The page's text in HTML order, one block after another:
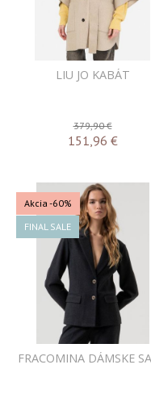
LIU JO KABÁT
379,90 €
151,96 €
Akcia -60%
FINAL SALE
FRACOMINA DÁMSKE